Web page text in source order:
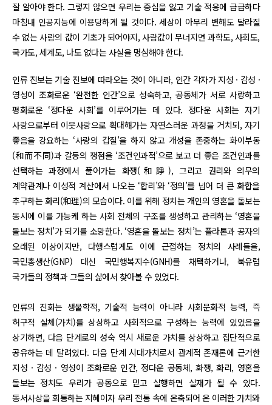
잘 알아야 한다. 그렇지 않으면 우리는 중심을 잃고 기술 적응에 급급하다
마침내 인공지능에 이용당하게 될 것이다. 세상이 아무리 변해도 달라질
수 없는 사람의 값이 기초가 되어야지, 사람값이 무너지면 과학도, 사회도,
국가도, 세계도, 나도 없다는 사실을 명심해야 한다.
인류 진보는 기술 진보에 따라오는 것이 아니라, 인간 각자가 지성 · 감성 ·
영성이 조화로운 ‘완전한 인간’으로 성숙하고, 공동체가 서로 사랑하고
평화로운 ‘정다운 사회’를 이루어가는 데 있다. 정다운 사회는 자기
사랑으로부터 이웃사랑으로 확대해가는 자연스러운 과정을 거치되, 자기
좋음을 강요하는 ‘사랑의 갑질’을 하지 않고 개성을 존중하는 화이부동
(和而不同)과 갈등의 쟁점을 ‘조건인과적’으로 보고 더 좋은 조건인과를
선택하는 과정에서 풀어가는 화쟁(和諍), 그리고 권리와 의무의
계약관계나 이성적 계산에서 나오는 ‘합리’와 ‘정의’를 넘어 더 큰 화합을
추구하는 화리(和理)의 모습이다. 이를 위해 정치는 개인의 영혼을 돌보는
동시에 이를 가능케 하는 사회 전체의 구조를 생성하고 관리하는 ‘영혼을
돌보는 정치’가 되기를 소망한다. ‘영혼을 돌보는 정치’는 플라톤과 공자의
오래된 이상이지만, 다행스럽게도 이에 근접하는 정치의 사례들을,
국민총생산(GNP) 대신 국민행복지수(GNH)를 채택하거나, 북유럽
국가들의 정책과 그들의 삶에서 찾아볼 수 있었다.
인류의 진화는 생물학적, 기술적 능력이 아니라 사회문화적 능력, 즉
허구적 실체(가치)를 상상하고 사회적으로 구성하는 능력에 있었음을
상기하면, 다음 단계로의 성숙 역시 새로운 가치를 상상하고 집단적으로
공유하는 데 달려있다. 다음 단계 시대가치로서 관계적 존재론에 근거한
지성 · 감성 · 영성이 조화로운 인간, 정다운 공동체, 화쟁, 화리, 영혼을
돌보는 정치도 우리가 공동으로 믿고 실행하면 실재가 될 수 있다.
동서사상을 회통하는 지혜이자 우리 전통 속에 온축되어 온 이러한 가치와